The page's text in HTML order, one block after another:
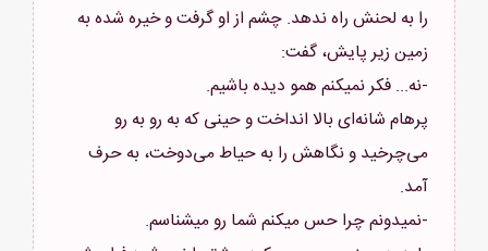
را به لحنش راه ندهد. چشم از او گرفت و خیره شده به
پرهام شانه‌ای بالا انداخت و حینی که به رو به رو
می‌چرخید و نگاهش را به حیاط می‌دوخت، به حرف